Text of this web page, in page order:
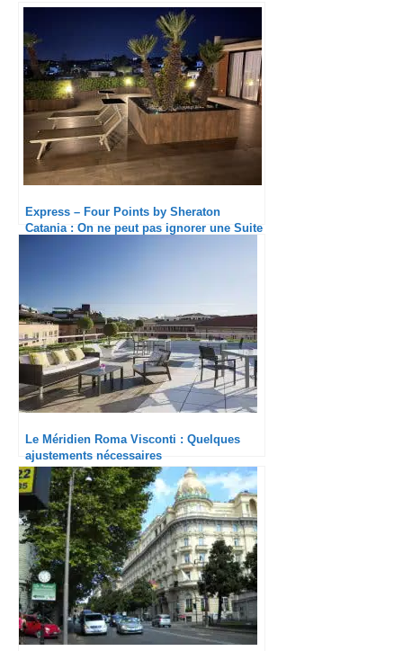
Express – Four Points by Sheraton
Catania : On ne peut pas ignorer une Suite
Le Méridien Roma Visconti : Quelques
ajustements nécessaires